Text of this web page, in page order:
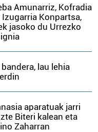
Amunarriz, Kofradia
Izugarria Konpartsa,
jasoko du Urrezko
bandera, lau lehia
aparatuak jarri
Biteri kalean eta
Zaharran